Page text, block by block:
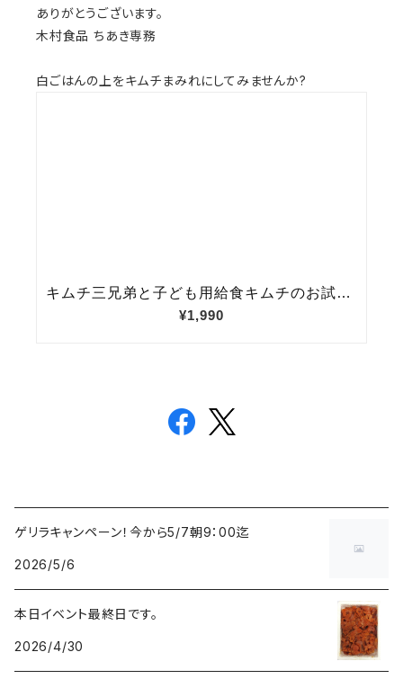
ありがとうございます。
木村食品 ちあき専務
白ごはんの上をキムチまみれにしてみませんか?
ゲリラキャンペーン！今から5/7朝9：00迄
2026/5/6
本日イベント最終日です。
2026/4/30